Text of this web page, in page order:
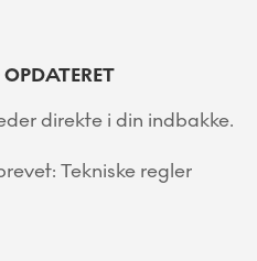
direkte i din indbakke.
Tekniske regler